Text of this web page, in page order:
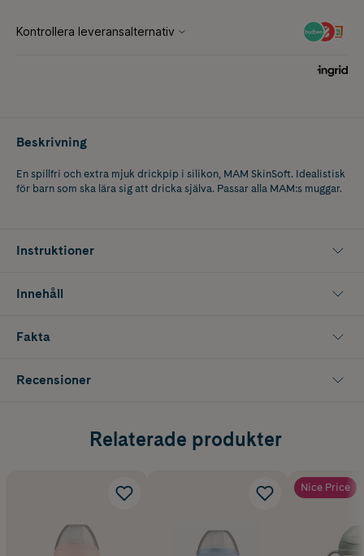
Beskrivning
En spillfri och extra mjuk drickpip i silikon, MAM SkinSoft. Idealistisk
för barn som ska lära sig att dricka själva. Passar alla MAM:s muggar.
Instruktioner
Innehåll
Fakta
Recensioner
Relaterade produkter
Nice Price